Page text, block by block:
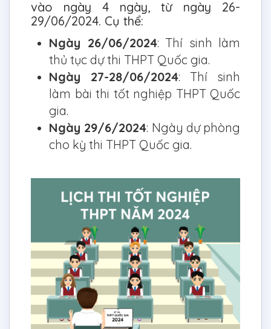
vào ngày 4 ngày, từ ngày 26-
29/06/2024. Cụ thể:
Ngày 26/06/2024: Thí sinh làm
thủ tục dự thi THPT Quốc gia.
Ngày 27-28/06/2024: Thí sinh
làm bài thi tốt nghiệp THPT Quốc
gia.
Ngày 29/6/2024: Ngày dự phòng
cho kỳ thi THPT Quốc gia.